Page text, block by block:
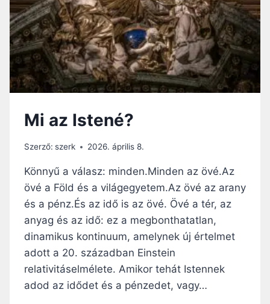
Ö
R
D
Ö
G
I
I
J
Á
O
P
Á
L
Á
P
Á
Ó
L
E
S
T
É
L
Mi az Istené?
Szerző: szerk 2026. április 8.
Könnyű a válasz: minden.Minden az övé.Az
övé a Föld és a világegyetem.Az övé az arany
és a pénz.És az idő is az övé. Övé a tér, az
anyag és az idő: ez a megbonthatatlan,
dinamikus kontinuum, amelynek új értelmet
adott a 20. században Einstein
relativitáselmélete. Amikor tehát Istennek
adod az idődet és a pénzedet, vagy…